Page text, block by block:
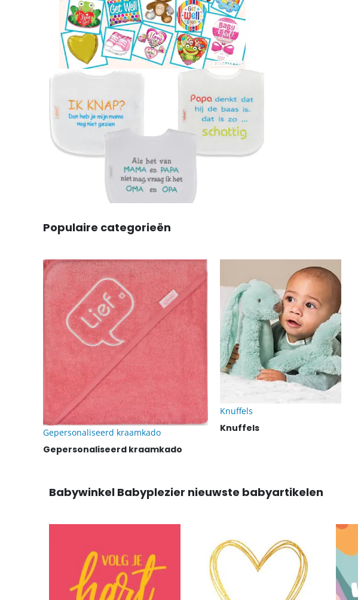
Populaire categorieën
Gepersonaliseerd kraamkado
Gepersonaliseerd kraamkado
Knuffels
Knuffels
Babywinkel Babyplezier nieuwste babyartikelen